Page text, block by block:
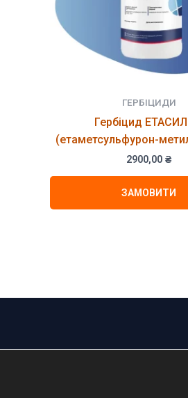
ГЕРБІЦИДИ
Гербіцид
(етаметсульфурон-
2900,00 ₴
ЗАМОВИТИ